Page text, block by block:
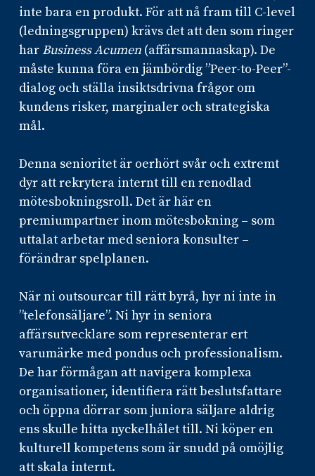
inte bara en produkt. För att nå fram till C-level
(ledningsgruppen) krävs det att den som ringer
har Business Acumen(affärsmannaskap). De
måste kunna föra en jämbördig ”Peer-to-Peer”-
dialog och ställa insiktsdrivna frågor om
kundens risker, marginaler och strategiska
mål.
Denna senioritet är oerhört svår och extremt
dyr att rekrytera internt till en renodlad
mötesbokningsroll. Det är här en
premiumpartner inom mötesbokning – som
uttalat arbetar med seniora konsulter –
förändrar spelplanen.
När ni outsourcar till rätt byrå, hyr ni inte in
”telefonsäljare”. Ni hyr in seniora
affärsutvecklare som representerar ert
varumärke med pondus och professionalism.
De har förmågan att navigera komplexa
organisationer, identifiera rätt beslutsfattare
och öppna dörrar som juniora säljare aldrig
ens skulle hitta nyckelhålet till. Ni köper en
kulturell kompetens som är snudd på omöjlig
att skala internt.